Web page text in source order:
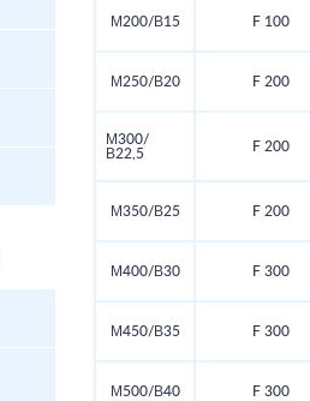
М200/В15 F 100
М250/В20 F 200
М300/
В22,5
F 200
М350/В25 F 200
М400/В30 F 300
М450/В35 F 300
М500/В40 F 300